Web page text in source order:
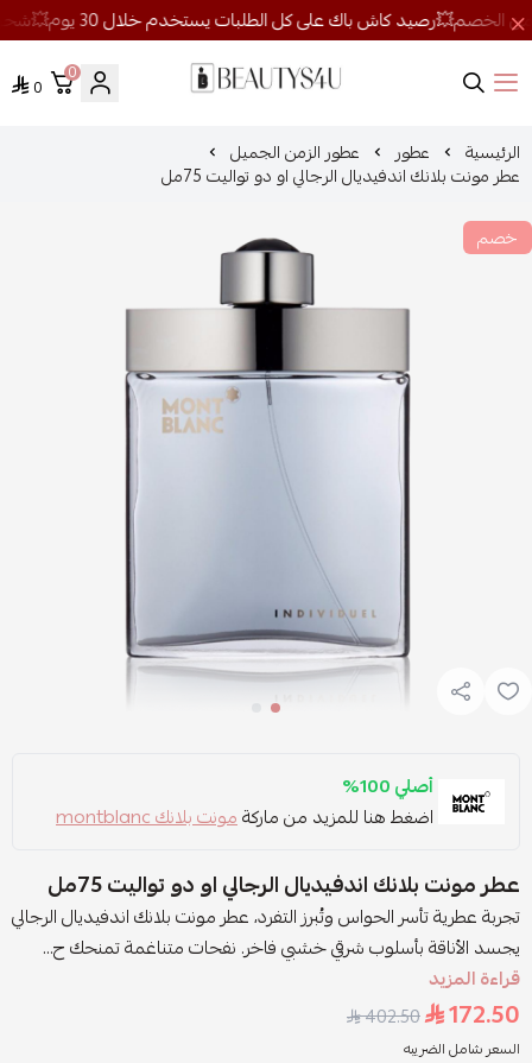
روائح الجمال
0
0
الرئيسية عطور عطور الزمن الجميل
عطر مونت بلانك اندفيديال الرجالي او دو تواليت 75مل
خصم
أصلي 100%
اضغط هنا للمزيد من ماركةمونت بلانك montblanc
عطر مونت بلانك اندفيديال الرجالي او دو تواليت 75مل
تجربة عطرية تأسر الحواس وتُبرز التفرد، عطر مونت بلانك اندفيديال الرجالي
يجسد الأناقة بأسلوب شرقي خشبي فاخر. نفحات متناغمة تمنحك ح...
قراءة المزيد
172.50
402.50
السعر شامل الضريبه